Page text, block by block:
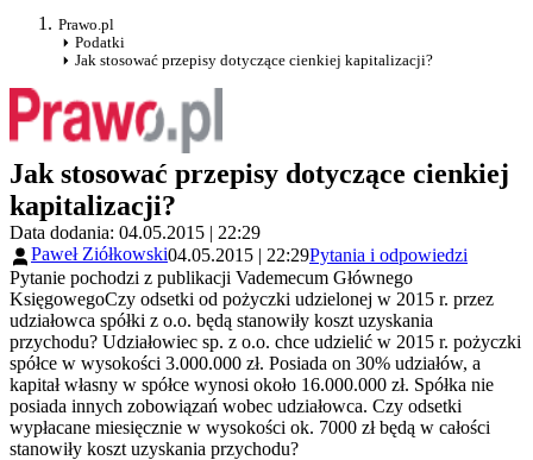
Prawo.pl
Podatki
Jak stosować przepisy dotyczące cienkiej kapitalizacji?
Jak stosować przepisy dotyczące cienkiej
kapitalizacji?
Data dodania: 04.05.2015 | 22:29
Paweł Ziółkowski04.05.2015 | 22:29Pytania i odpowiedzi
Pytanie pochodzi z publikacji Vademecum Głównego
KsięgowegoCzy odsetki od pożyczki udzielonej w 2015 r. przez
udziałowca spółki z o.o. będą stanowiły koszt uzyskania
przychodu? Udziałowiec sp. z o.o. chce udzielić w 2015 r. pożyczki
spółce w wysokości 3.000.000 zł. Posiada on 30% udziałów, a
kapitał własny w spółce wynosi około 16.000.000 zł. Spółka nie
posiada innych zobowiązań wobec udziałowca. Czy odsetki
wypłacane miesięcznie w wysokości ok. 7000 zł będą w całości
stanowiły koszt uzyskania przychodu?